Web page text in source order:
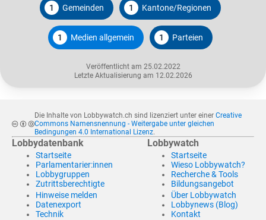
1 Gemeinden 1 Kantone/Regionen
1 Medien allgemein 1 Parteien
Veröffentlicht am 25.02.2022
Letzte Aktualisierung am 12.02.2026
Die Inhalte von Lobbywatch.ch sind lizenziert unter einer Creative
Commons Namensnennung - Weitergabe unter gleichen
Bedingungen 4.0 International Lizenz.
Lobbydatenbank
Startseite
Parlamentarier:innen
Lobbygruppen
Zutrittsberechtigte
Hinweise melden
Datenexport
Technik
Lobbywatch
Startseite
Wieso Lobbywatch?
Recherche & Tools
Bildungsangebot
Über Lobbywatch
Lobbynews (Blog)
Kontakt